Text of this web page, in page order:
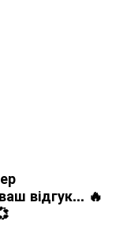
відгук... 🔥